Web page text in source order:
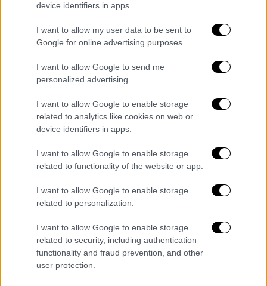
device identifiers in apps.
I want to allow my user data to be sent to
Google for online advertising purposes.
I want to allow Google to send me
personalized advertising.
I want to allow Google to enable storage
related to analytics like cookies on web or
device identifiers in apps.
I want to allow Google to enable storage
related to functionality of the website or app.
I want to allow Google to enable storage
related to personalization.
I want to allow Google to enable storage
related to security, including authentication
functionality and fraud prevention, and other
user protection.
Απέλαση Ρώσων διπλωματών: Η
ανακοίνωση του ΥΠΕΞ
Νωρίτερα, ανεπιθύμητα κηρύχθηκαν 12 μέλη
Διπλωματικών και Προξενικών Αποστολών
Ρωσίαςστη χώρα μας, σύμφωνα με
ανακοίνωση τουυπουργείου Εξωτερικών
Επί της ουσίας, τουπουργείο
Εξωτερικώνπροχωράει στην απέλαση των